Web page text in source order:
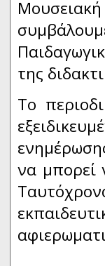
της
Το
να μπορεί